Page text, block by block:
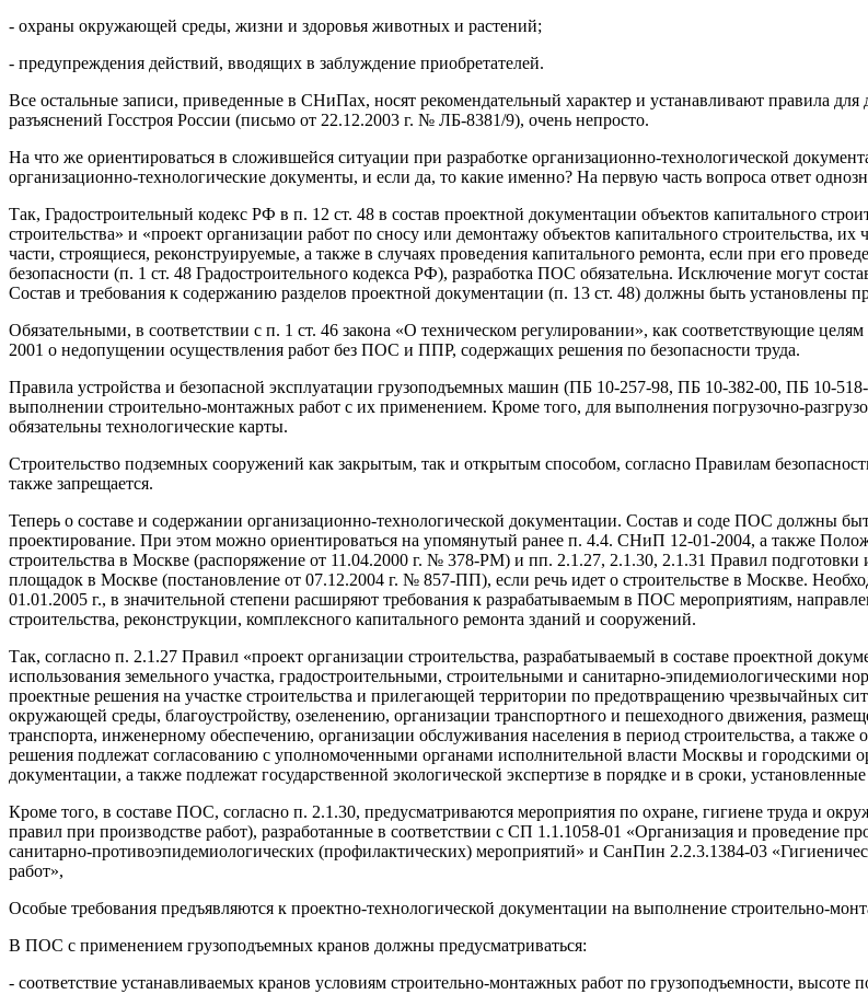
- охраны окружающей среды, жизни и здоровья животных и растений;
- предупреждения действий, вводящих в заблуждение приобретателей.
Все остальные записи, приведенные в СНиПах, носят рекомендательный характер и устанавливают правила для
разъяснений Госстроя России (письмо от 22.12.2003 г. № ЛБ-8381/9), очень непросто.
На что же ориентироваться в сложившейся ситуации при разработке организационно-технологической
организационно-технологические документы, и если да, то какие именно? На первую часть вопроса ответ
Так, Градостроительный кодекс РФ в п. 12 ст. 48 в состав проектной документации объектов капитального
строительства» и «проект организации работ по сносу или демонтажу объектов капитального строительства,
части, строящиеся, реконструируемые, а также в случаях проведения капитального ремонта, если при его
безопасности (п. 1 ст. 48 Градостроительного кодекса РФ), разработка ПОС обязательна. Исключение могут
Состав и требования к содержанию разделов проектной документации (п. 13 ст. 48) должны быть установлены
Обязательными, в соответствии с п. 1 ст. 46 закона «О техническом регулировании», как соответствующие
2001 о недопущении осуществления работ без ПОС и ППР, содержащих решения по безопасности труда.
Правила устройства и безопасной эксплуатации грузоподъемных машин (ПБ 10-257-98, ПБ 10-382-00, ПБ 10-
выполнении строительно-монтажных работ с их применением. Кроме того, для выполнения погрузочно-
обязательны технологические карты.
Строительство подземных сооружений как закрытым, так и открытым способом, согласно Правилам
также запрещается.
Теперь о составе и содержании организационно-технологической документации. Состав и соде ПОС должны
проектирование. При этом можно ориентироваться на упомянутый ранее п. 4.4. СНиП 12-01-2004, а также
строительства в Москве (распоряжение от 11.04.2000 г. № 378-РМ) и пп. 2.1.27, 2.1.30, 2.1.31 Правил подготовки
площадок в Москве (постановление от 07.12.2004 г. № 857-ПП), если речь идет о строительстве в Москве.
01.01.2005 г., в значительной степени расширяют требования к разрабатываемым в ПОС мероприятиям,
строительства, реконструкции, комплексного капитального ремонта зданий и сооружений.
Так, согласно п. 2.1.27 Правил «проект организации строительства, разрабатываемый в составе проектной
использования земельного участка, градостроительными, строительными и санитарно-эпидемиологическими
проектные решения на участке строительства и прилегающей территории по предотвращению чрезвычайных
окружающей среды, благоустройству, озеленению, организации транспортного и пешеходного движения,
транспорта, инженерному обеспечению, организации обслуживания населения в период строительства, а
решения подлежат согласованию с уполномоченными органами исполнительной власти Москвы и городскими
документации, а также подлежат государственной экологической экспертизе в порядке и в сроки, установленные
Кроме того, в составе ПОС, согласно п. 2.1.30, предусматриваются мероприятия по охране, гигиене труда и
правил при производстве работ), разработанные в соответствии с СП 1.1.1058-01 «Организация и проведение
санитарно-противоэпидемиологических (профилактических) мероприятий» и СанПин 2.2.3.1384-03
работ»,
Особые требования предъявляются к проектно-технологической документации на выполнение строительно-
В ПОС с применением грузоподъемных кранов должны предусматриваться:
- соответствие устанавливаемых кранов условиям строительно-монтажных работ по грузоподъемности, высоте